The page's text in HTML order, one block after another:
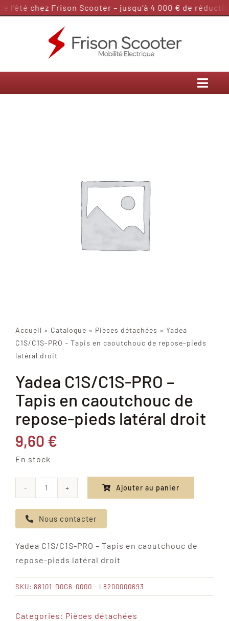
Passer
l’été chez Frison Scooter – jusqu’à 4 000 € de
Accueil » Catalogue » Pièces détachées » Yadea
C1S/C1S-PRO – Tapis en caoutchouc de repose-pieds
latéral droit
Yadea C1S/C1S-PRO –
Tapis en caoutchouc de
repose-pieds latéral droit
9,60 €
En stock
de
Yadea
PRO
-
Tapis
en
Ajouter au panier
Nous contacter
Yadea C1S/C1S-PRO – Tapis en caoutchouc de
repose-pieds latéral droit
SKU: 88101-D0G6-0000 - L8200000693
Categories: Pièces détachées